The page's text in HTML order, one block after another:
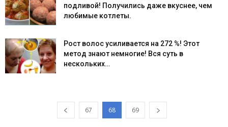
подливой! Получились даже вкуснее, чем
любимые котлеты.
Рост волос усиливается на 272 %! Этот
метод знают немногие! Вся суть в
нескольких…
67 68 69